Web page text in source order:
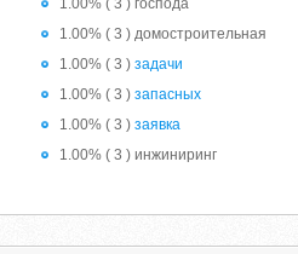
1.00% ( 3 ) господа
1.00% ( 3 ) домостроительная
1.00% ( 3 ) задачи
1.00% ( 3 ) запасных
1.00% ( 3 ) заявка
1.00% ( 3 ) инжиниринг